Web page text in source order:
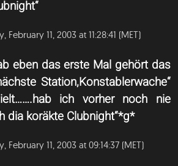
11, 2003 at 11:28:41 (MET)
eben das erste Mal gehört das
Station,Konstablerwache“
ich vorher noch nie
dia koräkte Clubnight“*g*
February 11, 2003 at 09:14:37 (MET)